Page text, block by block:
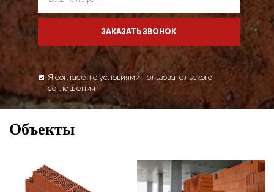
Я согласен с условиями пользовательского
соглашения
Объекты